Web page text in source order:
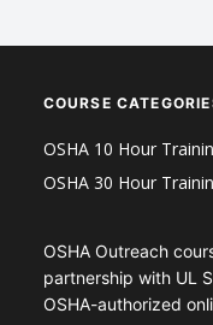
COURSE
OSHA 10 Hour
OSHA 30 Hour
OSHA Outreach
partnership with UL
OSHA-authorized